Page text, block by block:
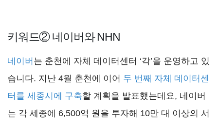
키워드② 네이버와 NHN
네이버 는 춘천에 자체 데이터센터 ‘각’을 운영하고 있
습니다. 지난 4월 춘천에 이어 두 번째 자체 데이터센
터를 세종시에 구축할 계획을 발표했는데요, 네이버
는 각 세종에 6,500억 원을 투자해 10만 대 이상의 서